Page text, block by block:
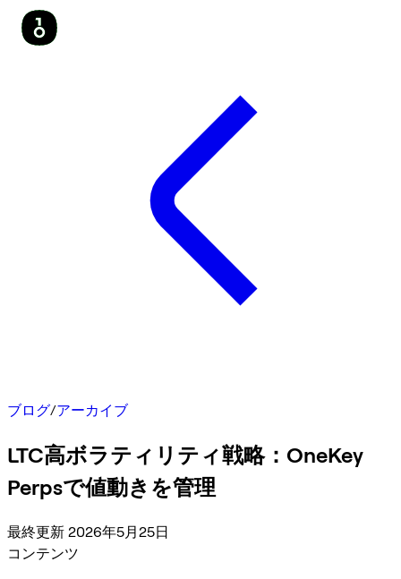
ブログ/アーカイブ
LTC高ボラティリティ戦略：OneKey
Perpsで値動きを管理
最終更新 2026年5月25日
コンテンツ